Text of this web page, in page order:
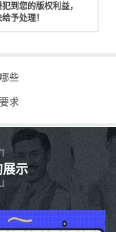
到您的版权利益，
予处理！
些
求
展示